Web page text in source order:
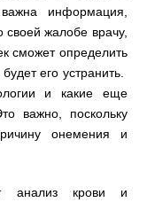
информация,
своей жалобе врачу,
сможет определить
его устранить.
и какие еще
важно, поскольку
онемения и
анализ крови и